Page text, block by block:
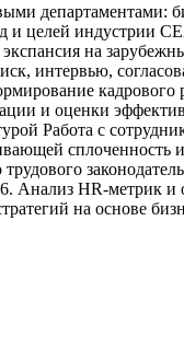
целей индустрии
на
интервью,
и оценки
Работа с
HR-метрик
на основе